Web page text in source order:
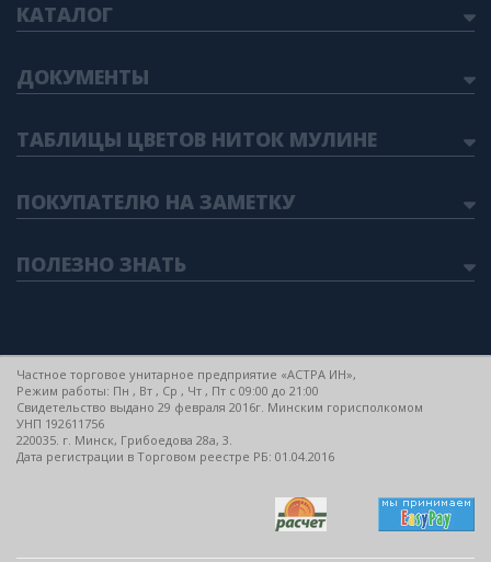
КАТАЛОГ
ДОКУМЕНТЫ
ТАБЛИЦЫ ЦВЕТОВ НИТОК МУЛИНЕ
ПОКУПАТЕЛЮ НА ЗАМЕТКУ
ПОЛЕЗНО ЗНАТЬ
Частное торговое унитарное предприятие «АСТРА ИН»,
Режим работы: Пн , Вт , Ср , Чт , Пт c 09:00 до 21:00
Свидетельство выдано 29 февраля 2016г. Минским горисполкомом
УНП 192611756
220035. г. Минск, Грибоедова 28а, 3.
Дата регистрации в Торговом реестре РБ: 01.04.2016